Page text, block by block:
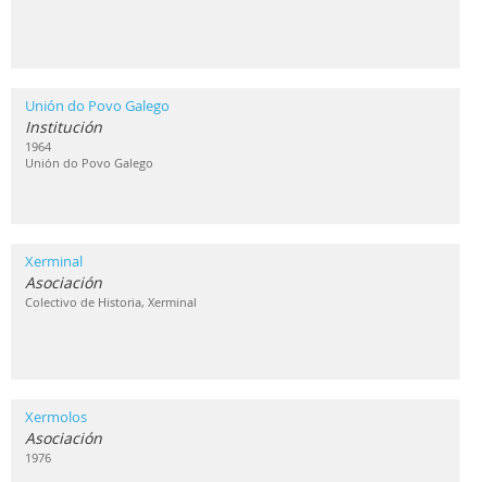
Unión do Povo Galego
Institución
1964
Unión do Povo Galego
Xerminal
Asociación
Colectivo de Historia, Xerminal
Xermolos
Asociación
1976